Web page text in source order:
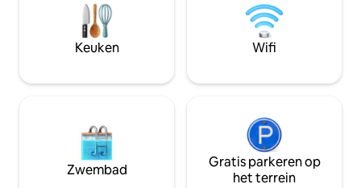
alle basisgemakken naast het meer
Elijärvi. Prachtig uitzicht op het meer
vanuit de woonkamer en het terras met
wordt gedeeld.
eigen ruimte en
gemakkelijk
Je zult
🐾
Keuken Wifi
Zwembad
Gratis parkeren op
het terrein